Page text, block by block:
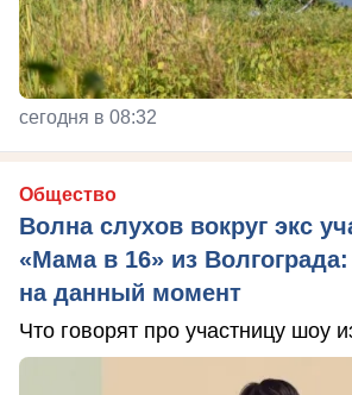
сегодня в 08:32
Общество
Волна слухов вокруг экс
«Мама в 16» из
на данный момент
Что говорят про участницу шоу